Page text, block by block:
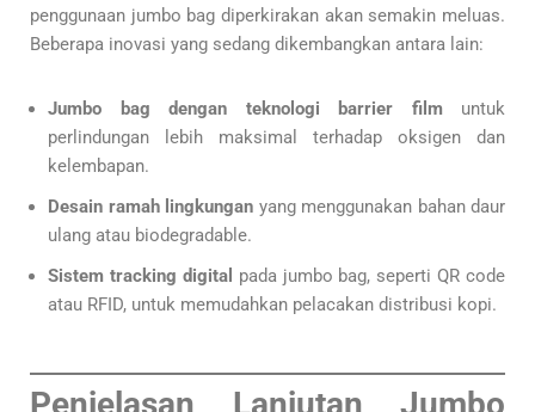
penggunaan jumbo bag diperkirakan akan semakin meluas.
Beberapa inovasi yang sedang dikembangkan antara lain:
Jumbo bag dengan teknologi barrier filmuntuk
perlindungan lebih maksimal terhadap oksigen dan
kelembapan.
Desain ramah lingkungan yang menggunakan bahan daur
ulang atau biodegradable.
Sistem tracking digital pada jumbo bag, seperti QR code
atau RFID, untuk memudahkan pelacakan distribusi kopi.